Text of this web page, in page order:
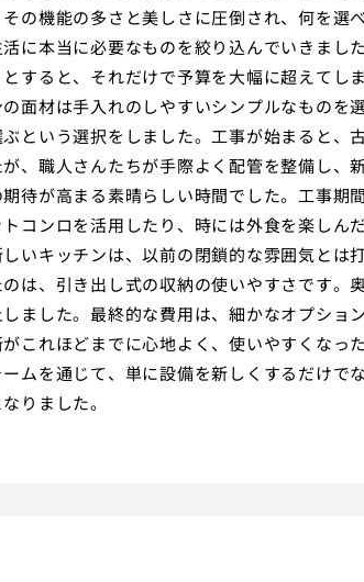
の機能の多さと美しさに圧倒され、何を選
に本当に必要なものを絞り込んでいきまし
すると、それだけで予算を大幅に超えてし
面材は手入れのしやすいシンプルなものを
という選択をしました。工事が始まると、
、職人さんたちが手際よく配管を整備し、
待が高まる素晴らしい時間でした。工事期
コンロを活用したり、時には外食を楽しん
いキッチンは、以前の閉鎖的な雰囲気とは
は、引き出し式の収納の使いやすさです。
ました。最終的な費用は、細かなオプショ
これほどまでに心地よく、使いやすくなっ
ムを通じて、単に設備を新しくするだけで
りました。